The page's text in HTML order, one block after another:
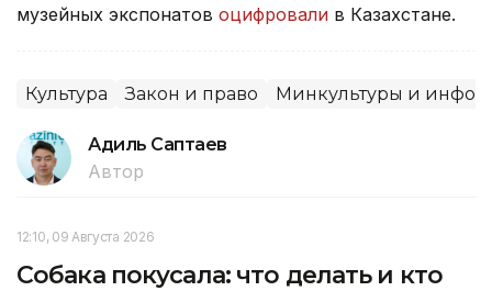
музейных экспонатов оцифровали в Казахстане.
Культура Закон и право Минкультуры и
Адиль Саптаев
Автор
12:10, 09 Августа 2026
Собака покусала: что делать и кто